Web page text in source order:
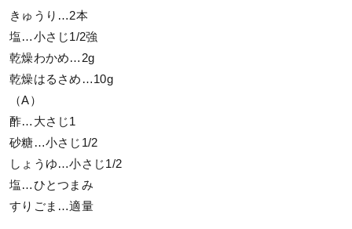
きゅうり…2本
塩…小さじ1/2強
乾燥わかめ…2g
乾燥はるさめ…10g
（A）
酢…大さじ1
砂糖…小さじ1/2
しょうゆ…小さじ1/2
塩…ひとつまみ
すりごま…適量